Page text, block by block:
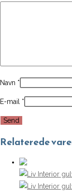
Navn *
E-mail *
Relaterede